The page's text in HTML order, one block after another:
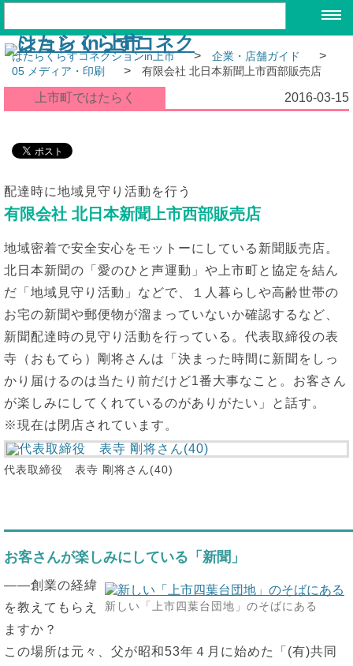
はたらくらすコネクションin上市 > 企業・店舗ガイド >
05 メディア・印刷 > 有限会社 北日本新聞上市西部販売店
上市町ではたらく 2016-03-15
配達時に地域見守り活動を行う
有限会社 北日本新聞上市西部販売店
地域密着で安全安心をモットーにしている新聞販売店。
北日本新聞の「愛のひと声運動」や上市町と協定を結ん
だ「地域見守り活動」などで、１人暮らしや高齢世帯の
お宅の新聞や郵便物が溜まっていないか確認するなど、
新聞配達時の見守り活動を行っている。代表取締役の表
寺（おもてら）剛将さんは「決まった時間に新聞をしっ
かり届けるのは当たり前だけど1番大事なこと。お客さん
が楽しみにしてくれているのがありがたい」と話す。
※現在は閉店されています。
代表取締役 表寺 剛将さん(40)
お客さんが楽しみにしている「新聞」
新しい「上市四葉台団地」のそばにある
――創業の経緯
を教えてもらえ
ますか？
この場所は元々、父が昭和53年４月に始めた「(有)共同